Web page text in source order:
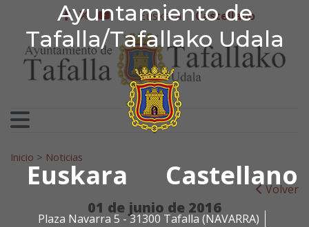
Ayuntamiento de
Tafalla/Tafallako Udala
Euskara Castellano
Plaza Navarra 5 - 31300 Tafalla (NAVARRA)
Ir al contenido
Ayuntamiento de
facebook
twitter
youtube
Euskera Castellano
Search for:
Inicio > Noticias
Volver
01 de junio de 2016